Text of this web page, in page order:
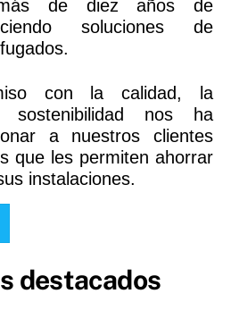
de diez años de
soluciones de
con la calidad, la
nos ha
a nuestros clientes
que les permiten ahorrar
instalaciones.
destacados